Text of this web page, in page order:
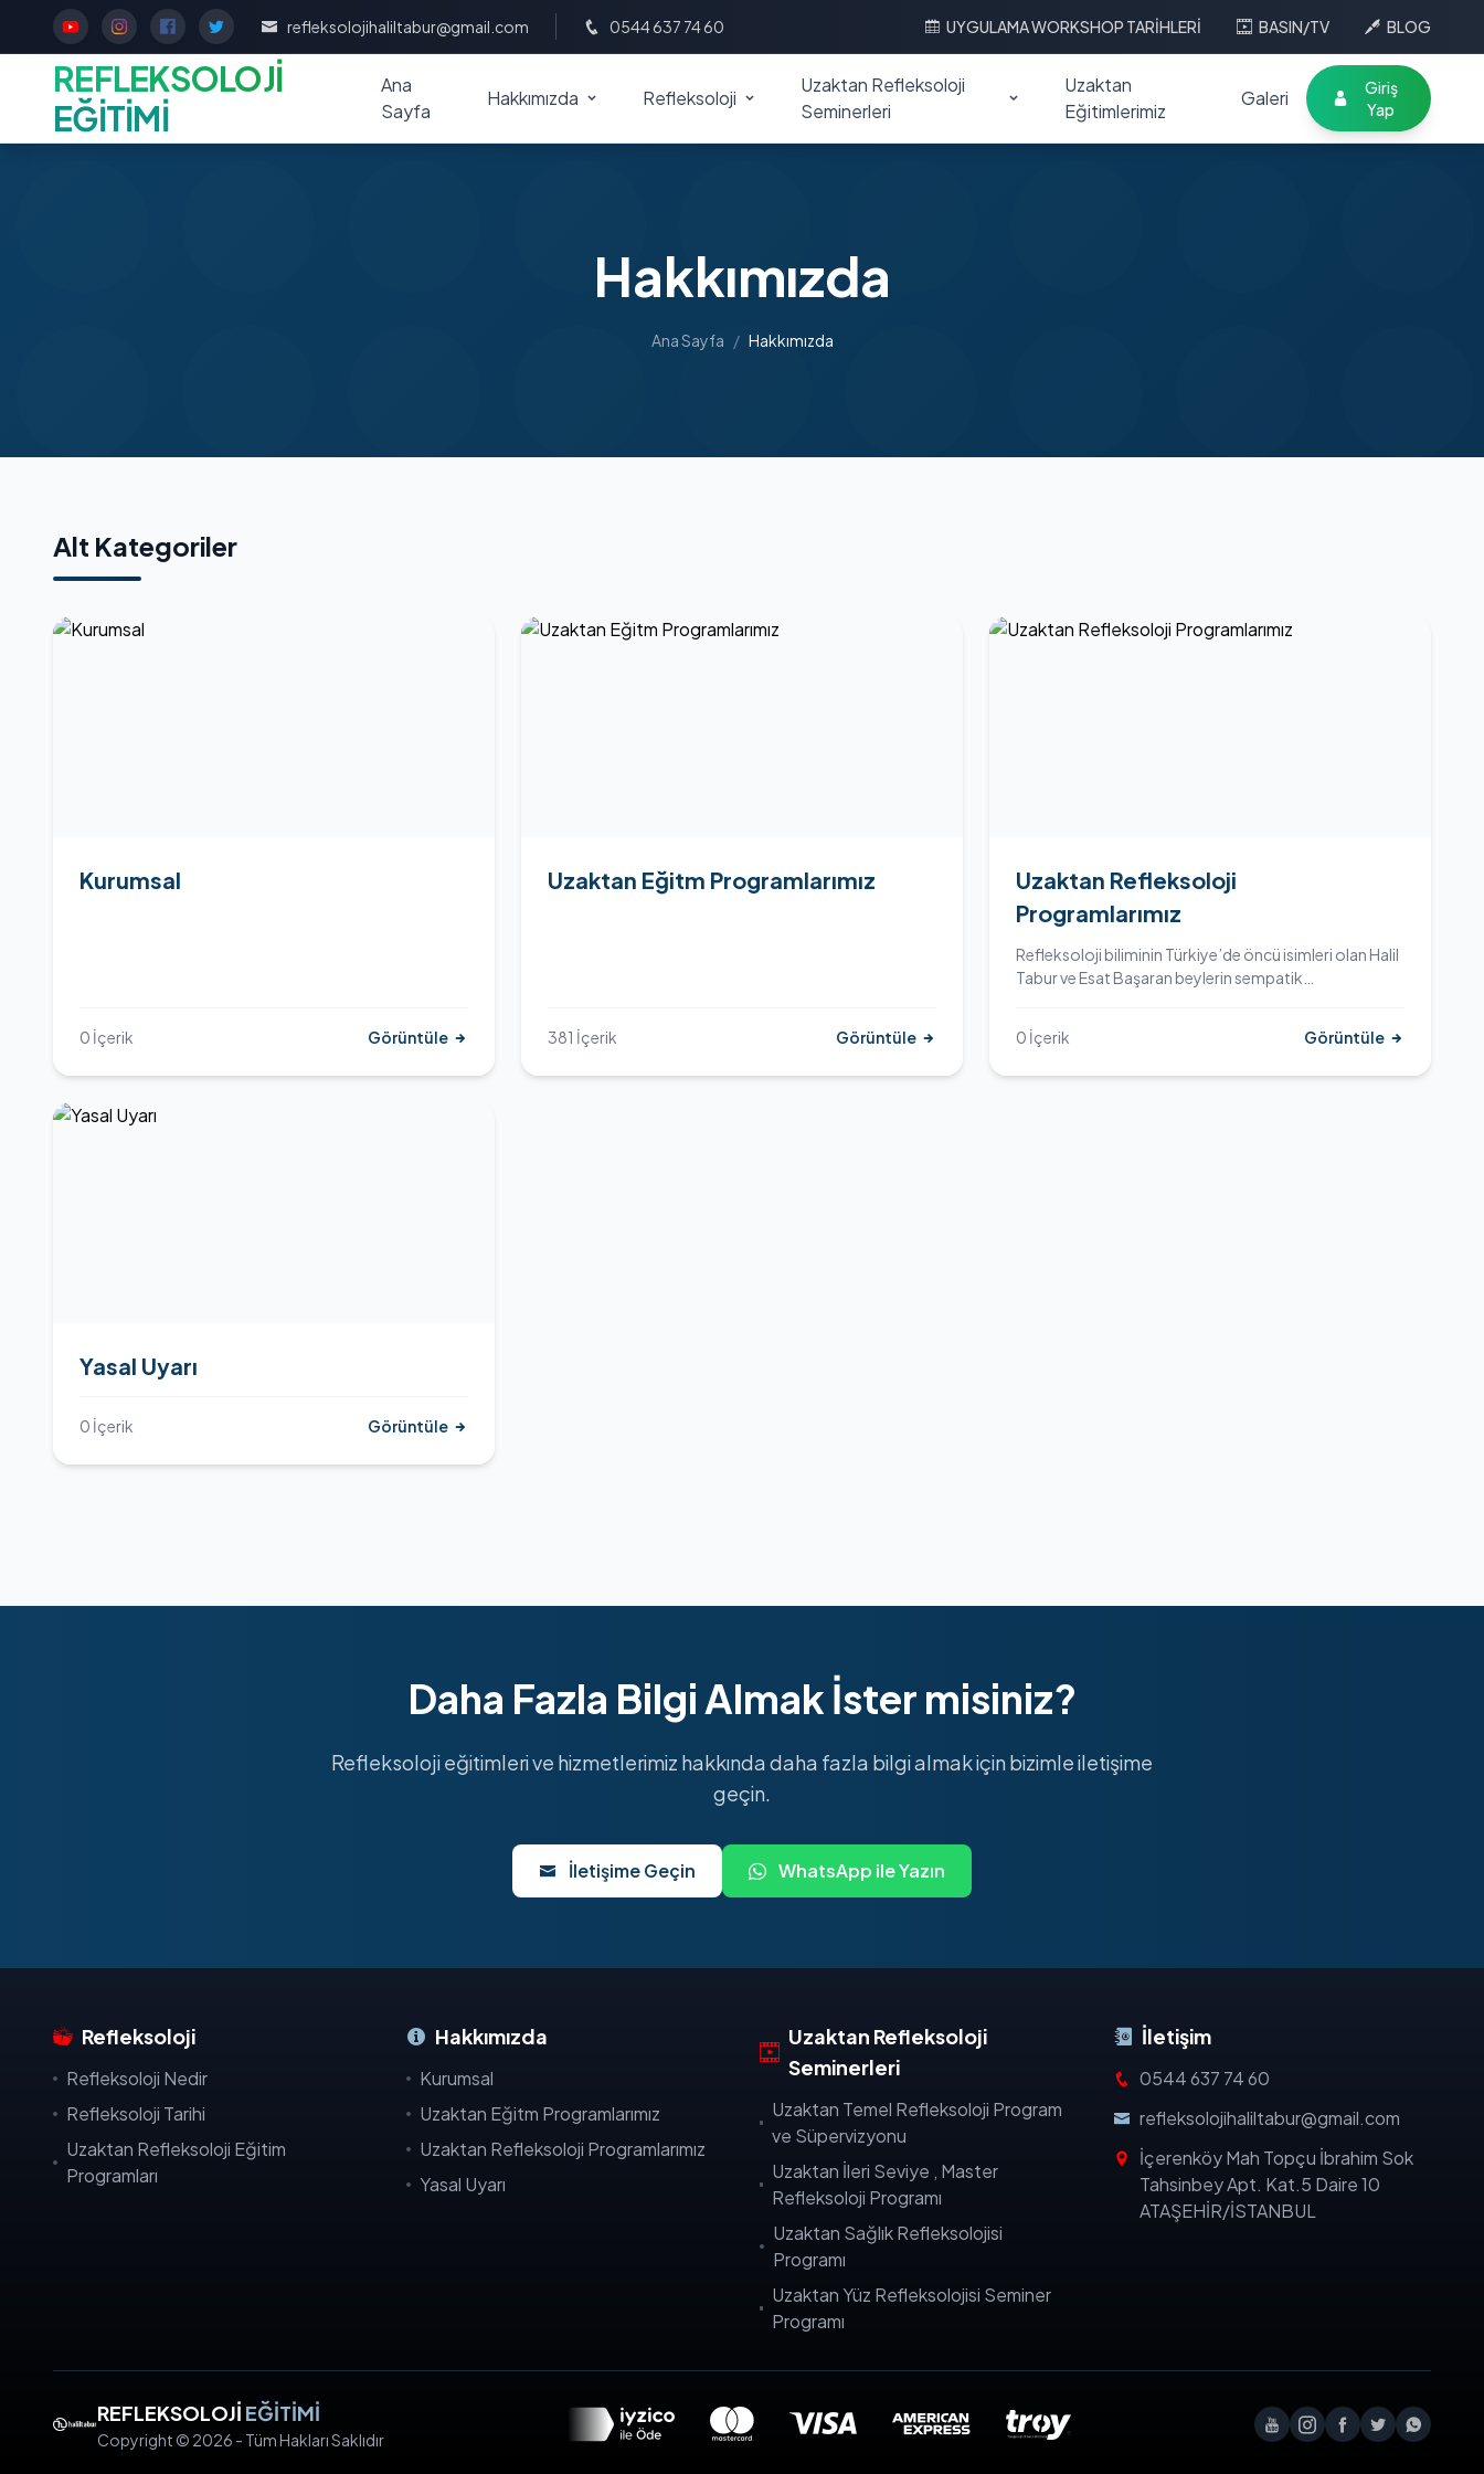
refleksolojihaliltabur@gmail.com 0544 637 74 60 UYGULAMA WORKSHOP TARİHLERİ BASIN/TV BLOG
REFLEKSOLOJİ
EĞİTİMİ
Ana
Sayfa
Hakkımızda Refleksoloji
Uzaktan Refleksoloji
Seminerleri
Uzaktan
Eğitimlerimiz
Galeri
Giriş
Yap
Hakkımızda
Ana Sayfa / Hakkımızda
Alt Kategoriler
Kurumsal
0 İçerik Görüntüle
Uzaktan Eğitm Programlarımız
381 İçerik Görüntüle
Uzaktan Refleksoloji
Programlarımız
Refleksoloji biliminin Türkiye’de öncü isimleri olan Halil
Tabur ve Esat Başaran beylerin sempatik
mesleki bilgi ve tecrübelerinin aktarıldığı bu uzaktan
eğitim programları 18 yıldır Halil Tabur hocamız
0 İçerik Görüntüle
Yasal Uyarı
0 İçerik Görüntüle
Daha Fazla Bilgi Almak İster misiniz?
Refleksoloji eğitimleri ve hizmetlerimiz hakkında daha fazla bilgi almak için bizimle iletişime
geçin.
İletişime Geçin WhatsApp ile Yazın
Refleksoloji
Refleksoloji Nedir
Refleksoloji Tarihi
Uzaktan Refleksoloji Eğitim
Programları
Hakkımızda
Kurumsal
Uzaktan Eğitm Programlarımız
Uzaktan Refleksoloji Programlarımız
Yasal Uyarı
Uzaktan Refleksoloji
Seminerleri
Uzaktan Temel Refleksoloji Program
ve Süpervizyonu
Uzaktan İleri Seviye , Master
Refleksoloji Programı
Uzaktan Sağlık Refleksolojisi
Programı
Uzaktan Yüz Refleksolojisi Seminer
Programı
İletişim
0544 637 74 60
refleksolojihaliltabur@gmail.com
İçerenköy Mah Topçu İbrahim Sok
Tahsinbey Apt. Kat.5 Daire 10
ATAŞEHİR/İSTANBUL
REFLEKSOLOJİ EĞİTİMİ
Copyright © 2026 - Tüm Hakları Saklıdır